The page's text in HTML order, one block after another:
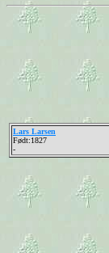
Lars Larsen
Født:1827
-